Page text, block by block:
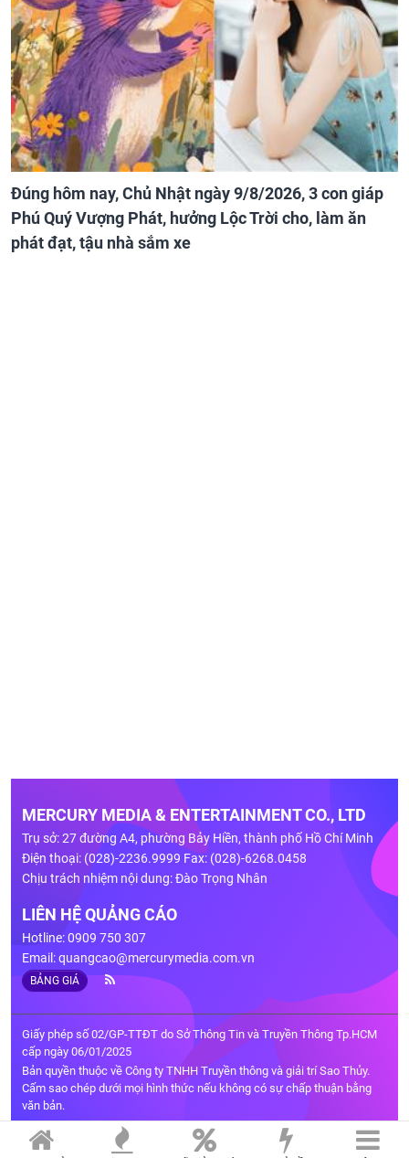
Đúng hôm nay, Chủ Nhật ngày 9/8/2026, 3 con giáp
Phú Quý Vượng Phát, hưởng Lộc Trời cho, làm ăn
phát đạt, tậu nhà sắm xe
MERCURY MEDIA & ENTERTAINMENT CO., LTD
Trụ sở: 27 đường A4, phường Bảy Hiền, thành phố Hồ Chí Minh
Điện thoại: (028)-2236.9999 Fax: (028)-6268.0458
Chịu trách nhiệm nội dung: Đào Trọng Nhân
LIÊN HỆ QUẢNG CÁO
Hotline: 0909 750 307
Email:quangcao@mercurymedia.com.vn
BẢNG GIÁ
Giấy phép số 02/GP-TTĐT do Sở Thông Tin và Truyền Thông Tp.HCM
cấp ngày 06/01/2025
Bản quyền thuộc về Công ty TNHH Truyền thông và giải trí Sao Thủy.
Cấm sao chép dưới mọi hình thức nếu không có sự chấp thuận bằng
văn bản.